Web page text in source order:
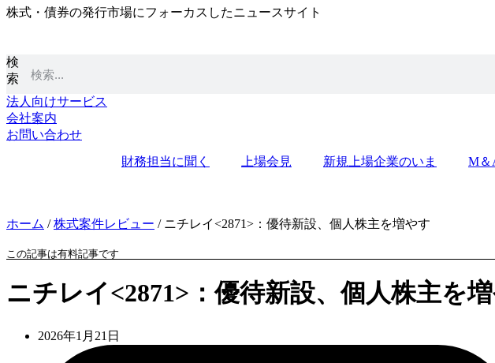
コ
ン
ツ
に
ス
キ
ッ
株式・債券の発行市場にフォーカスしたニュースサイト
検
索
法人向けサービス
会社案内
お問い合わせ
財務担当に聞く
上場会見 新規上場企業のいま M＆
ホーム /株式案件レビュー / ニチレイ<2871>：優待新設、個人株主を増やす
この記事は有料記事です
ニチレイ<2871>：優待新設、個人株主を
2026年1月21日